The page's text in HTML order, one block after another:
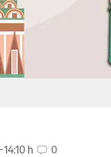
14:10 h 0